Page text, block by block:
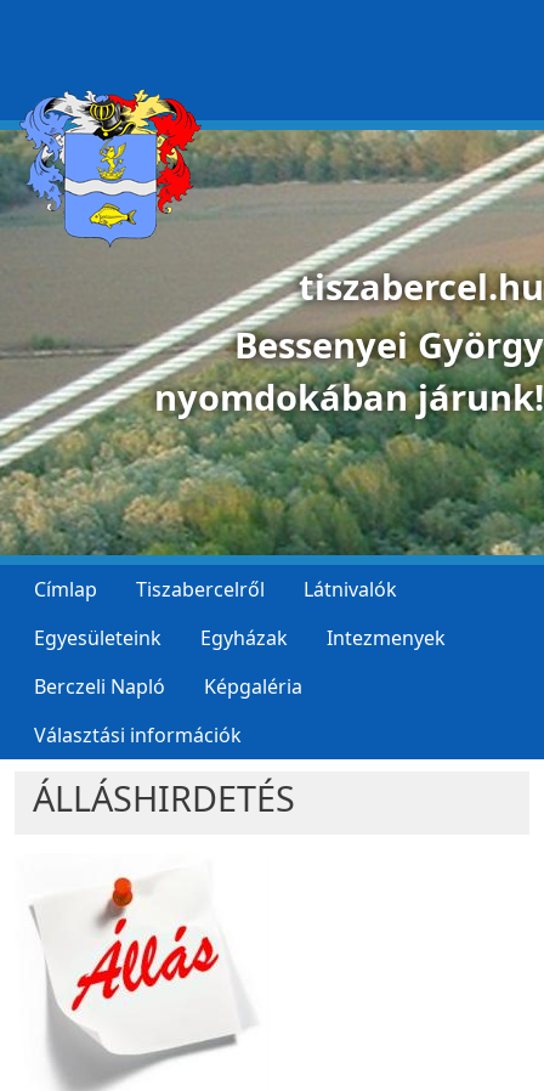
tiszabercel.hu
Bessenyei György
nyomdokában járunk!
Címlap Tiszabercelről
Látnivalók
Egyesületeink
Egyházak
Intezmenyek
Berczeli Napló
Képgaléria
Választási információk
ÁLLÁSHIRDETÉS